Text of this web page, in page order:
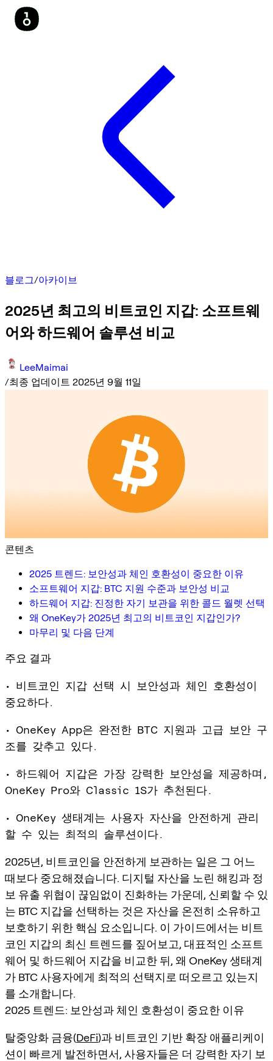
블로그/아카이브
2025년 최고의 비트코인 지갑: 소프트웨
어와 하드웨어 솔루션 비교
LeeMaimai
/최종 업데이트 2025년 9월 11일
콘텐츠
2025 트렌드: 보안성과 체인 호환성이 중요한 이유
소프트웨어 지갑: BTC 지원 수준과 보안성 비교
하드웨어 지갑: 진정한 자기 보관을 위한 콜드 월렛 선택
왜 OneKey가 2025년 최고의 비트코인 지갑인가?
마무리 및 다음 단계
주요 결과
• 비트코인 지갑 선택 시 보안성과 체인 호환성이
중요하다.
• OneKey App은 완전한 BTC 지원과 고급 보안 구
조를 갖추고 있다.
• 하드웨어 지갑은 가장 강력한 보안성을 제공하며,
OneKey Pro와 Classic 1S가 추천된다.
• OneKey 생태계는 사용자 자산을 안전하게 관리
할 수 있는 최적의 솔루션이다.
2025년, 비트코인을 안전하게 보관하는 일은 그 어느
때보다 중요해졌습니다. 디지털 자산을 노린 해킹과 정
보 유출 위협이 끊임없이 진화하는 가운데, 신뢰할 수 있
는 BTC 지갑을 선택하는 것은 자산을 온전히 소유하고
보호하기 위한 핵심 요소입니다. 이 가이드에서는 비트
코인 지갑의 최신 트렌드를 짚어보고, 대표적인 소프트
웨어 및 하드웨어 지갑을 비교한 뒤, 왜 OneKey 생태계
가 BTC 사용자에게 최적의 선택지로 떠오르고 있는지
를 소개합니다.
2025 트렌드: 보안성과 체인 호환성이 중요한 이유
탈중앙화 금융(DeFi)과 비트코인 기반 확장 애플리케이
션이 빠르게 발전하면서, 사용자들은 더 강력한 자기 보